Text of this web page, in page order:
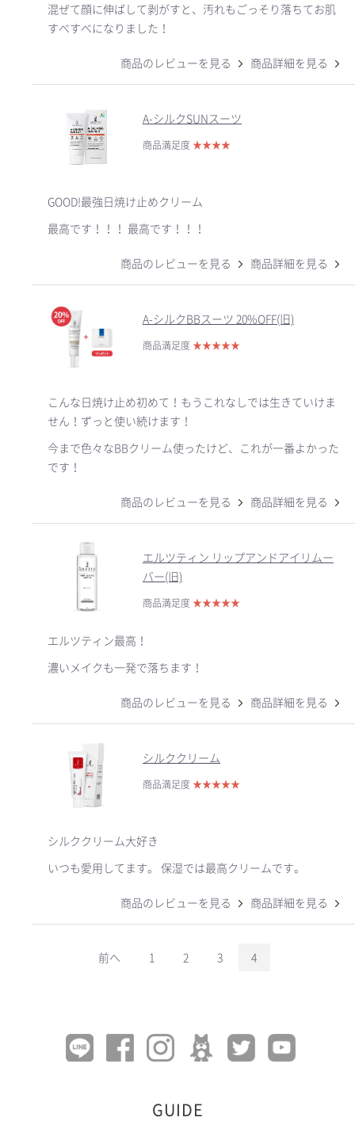
混ぜて顔に伸ばして剥がすと、汚れもごっそり落ちてお肌
すべすべになりました！
商品のレビューを見る 商品詳細を見る
A-シルクSUNスーツ
商品満足度 ★★★★
GOOD!最強日焼け止めクリーム
最高です！！！ 最高です！！！
商品のレビューを見る 商品詳細を見る
A-シルクBBスーツ 20%OFF(旧)
商品満足度 ★★★★★
こんな日焼け止め初めて！もうこれなしでは生きていけま
せん！ずっと使い続けます！
今まで色々なBBクリーム使ったけど、これが一番よかった
です！
商品のレビューを見る 商品詳細を見る
エルツティン リップアンドアイリムー
バー(旧)
商品満足度 ★★★★★
エルツティン最高！
濃いメイクも一発で落ちます！
商品のレビューを見る 商品詳細を見る
シルククリーム
商品満足度 ★★★★★
シルククリーム大好き
いつも愛用してます。 保湿では最高クリームです。
商品のレビューを見る 商品詳細を見る
前へ 1 2 3 4
GUIDE